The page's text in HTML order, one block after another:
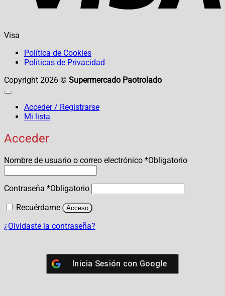
Visa
Política de Cookies
Politicas de Privacidad
Copyright 2026 © Supermercado Paotrolado
Acceder / Registrarse
Mi lista
Acceder
Nombre de usuario o correo electrónico *Obligatorio
Contraseña *Obligatorio
Recuérdame
Acceso
¿Olvidaste la contraseña?
Inicia Sesión con Google